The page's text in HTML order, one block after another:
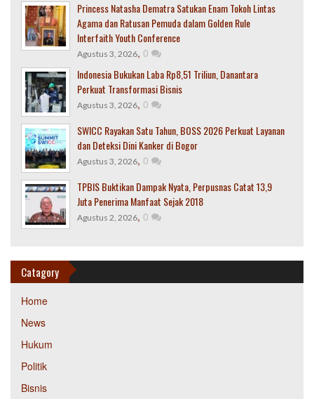
Princess Natasha Dematra Satukan Enam Tokoh Lintas
Agama dan Ratusan Pemuda dalam Golden Rule
Interfaith Youth Conference
Agustus 3, 2026, 0
Indonesia Bukukan Laba Rp8,51 Triliun, Danantara
Perkuat Transformasi Bisnis
Agustus 3, 2026, 0
SWICC Rayakan Satu Tahun, BOSS 2026 Perkuat Layanan
dan Deteksi Dini Kanker di Bogor
Agustus 3, 2026, 0
TPBIS Buktikan Dampak Nyata, Perpusnas Catat 13,9
Juta Penerima Manfaat Sejak 2018
Agustus 2, 2026, 0
Catagory
Home
News
Hukum
Politik
Bisnis